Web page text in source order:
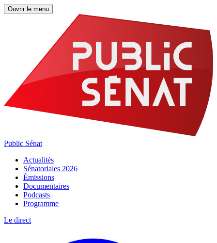
Ouvrir le menu
Public Sénat
Actualités
Sénatoriales 2026
Émissions
Documentaires
Podcasts
Programme
Le direct